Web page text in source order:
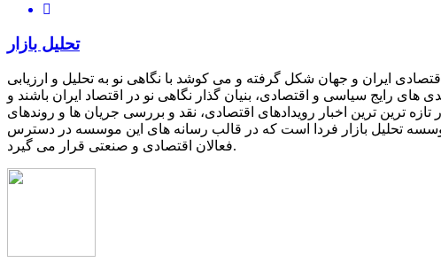
تحلیل بازار
ایران و جهان شکل گرفته و می کوشد با نگاهی نو به تحلیل و ارزیابی
رایج سیاسی و اقتصادی، بنیان گذار نگاهی نو در اقتصاد ایران باشند و
ترین ترین اخبار رویدادهای اقتصادی، نقد و بررسی جریان ها و روندهای
موسسه تحلیل بازار فردا است که در قالب رسانه های این موسسه در دسترس
فعالان اقتصادی و صنعتی قرار می گیرد.